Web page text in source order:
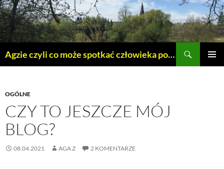
Agzie czyli co może spotkać człowieka po 45 – tce.
OGÓLNE
CZY TO JESZCZE MÓJ
BLOG?
08.04.2021 AGA Z 2 KOMENTARZE